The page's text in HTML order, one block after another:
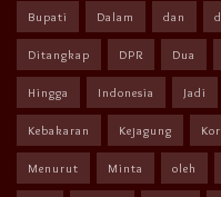
Bupati Dalam dan
Ditangkap DPR Dua
Hingga Indonesia Jadi
Kebakaran Kejagung
Menurut Minta oleh